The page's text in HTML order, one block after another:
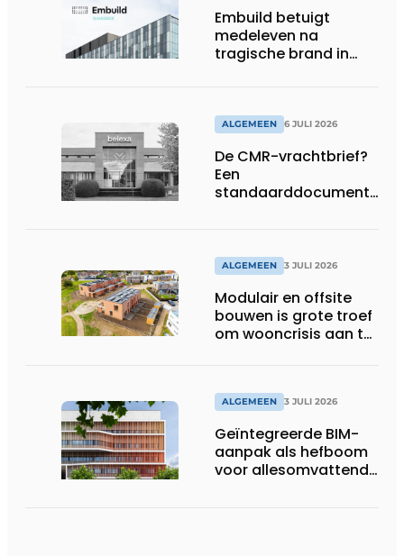
Embuild betuigt
medeleven na
tragische brand in
ALGEMEEN 6 JULI 2026
De CMR-vrachtbrief?
Een
standaarddocument
ALGEMEEN 3 JULI 2026
Modulair en offsite
bouwen is grote troef
om wooncrisis aan te
ALGEMEEN 3 JULI 2026
Geïntegreerde BIM-
aanpak als hefboom
voor allesomvattende